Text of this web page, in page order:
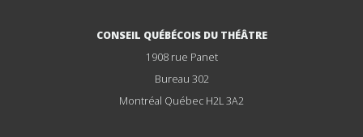
CONSEIL QUÉBÉCOIS DU THÉÂTRE
1908 rue Panet
Bureau 302
Montréal Québec H2L 3A2